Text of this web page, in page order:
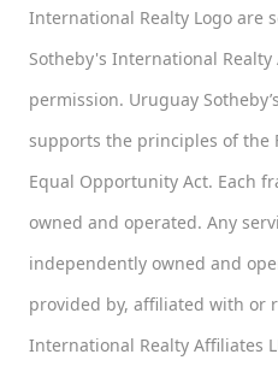
International Realty Logo are
Sotheby's International
permission. Uruguay
supports the principles of the
Equal Opportunity Act. Each
owned and operated. Any
independently owned and
provided by, affiliated with or
International Realty Affiliates